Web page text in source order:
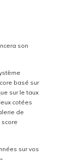
son
basé sur
sur le taux
cotées
de
sur vos